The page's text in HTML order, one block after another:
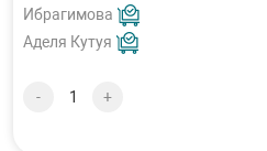
Ибрагимова
Аделя Кутуя
- +